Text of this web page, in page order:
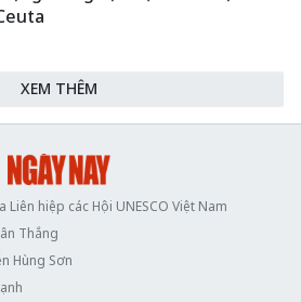
XEM THÊM
Liên hiệp các Hội UNESCO Việt Nam
Thắng
Hùng Sơn